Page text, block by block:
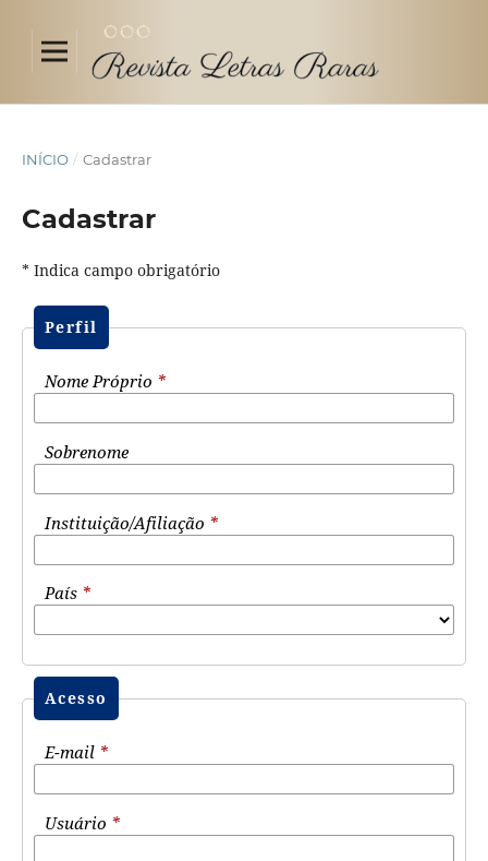
INÍCIO / Cadastrar
Cadastrar
* Indica campo obrigatório
Perfil
Nome Próprio *
Sobrenome
Instituição/Afiliação *
País *
Acesso
E-mail *
Usuário *